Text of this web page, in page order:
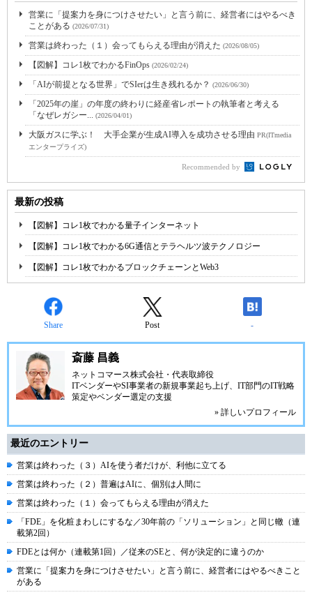
営業に「提案力を身につけさせたい」と言う前に、経営者にはやるべき
ことがある (2026/07/31)
営業は終わった（１）会ってもらえる理由が消えた (2026/08/05)
【図解】コレ1枚でわかるFinOps (2026/02/24)
「AIが前提となる世界」でSIerは生き残れるか？ (2026/06/30)
「2025年の崖」の年度の終わりに経産省レポートの執筆者と考える
「なぜレガシー... (2026/04/01)
大阪ガスに学ぶ！ 大手企業が生成AI導入を成功させる理由 PR(ITmedia
エンタープライズ)
Recommended by
最新の投稿
【図解】コレ1枚でわかる量子インターネット
【図解】コレ1枚でわかる6G通信とテラヘルツ波テクノロジー
【図解】コレ1枚でわかるブロックチェーンとWeb3
Share Post -
斎藤 昌義
ネットコマース株式会社 ・代表取締役
ITベンダーやSI事業者の新規事業起ち上げ、IT部門のIT戦略
策定やベンダー選定の支援
» 詳しいプロフィール
最近のエントリー
営業は終わった（３）AIを使う者だけが、利他に立てる
営業は終わった（２）普遍はAIに、個別は人間に
営業は終わった（１）会ってもらえる理由が消えた
「FDE」を化粧まわしにするな／30年前の「ソリューション」と同じ轍（連
載第2回）
FDEとは何か（連載第1回）／従来のSEと、何が決定的に違うのか
営業に「提案力を身につけさせたい」と言う前に、経営者にはやるべきこと
がある